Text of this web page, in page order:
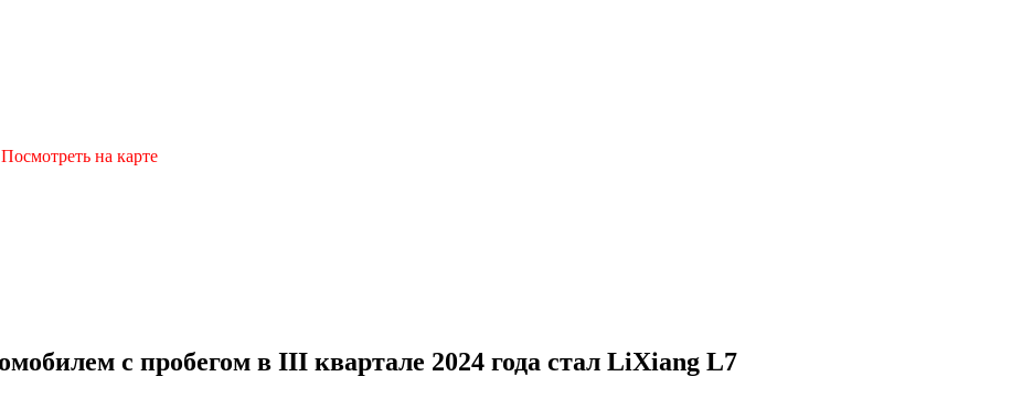
Посмотреть на карте
с пробегом в III квартале 2024 года стал LiXiang L7